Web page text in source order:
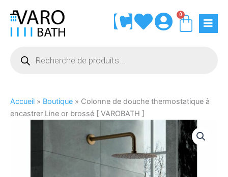
contenu
0
produits
Accueil » Boutique » Colonne de douche thermostatique à
encastrer Line or brossé [ VAROBATH ]